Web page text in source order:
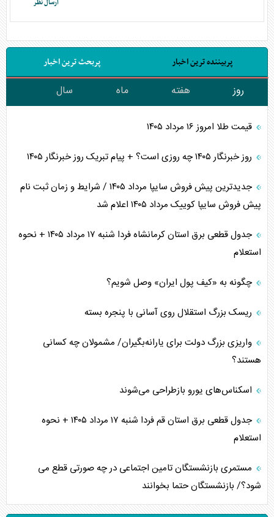
پربیننده ترین اخبار پربحث ترین اخبار
روز هفته ماه سال
قیمت طلا امروز ۱۶ مرداد ۱۴۰۵
روز خبرنگار ۱۴۰۵ چه روزی است؟ + پیام تبریک روز خبرنگار ۱۴۰۵
جدیدترین پیش فروش سایپا مرداد ۱۴۰۵ / شرایط و زمان ثبت نام
پیش فروش سایپا کوییک مرداد ۱۴۰۵ اعلام شد
جدول قطعی برق استان کرمانشاه فردا شنبه ۱۷ مرداد ۱۴۰۵ + نحوه
استعلام
چگونه به «کیف پول ایران» وصل شویم؟
ریسک بزرگ استقلال روی آسانی با پنجره بسته
واریزی بزرگ دولت برای یارانه‌بگیران/ مشمولان چه کسانی
هستند؟
اسکناس‌های یورو بازطراحی می‌شوند
جدول قطعی برق استان قم فردا شنبه ۱۷ مرداد ۱۴۰۵ + نحوه
استعلام
مستمری بازنشستگان تامین اجتماعی در چه صورتی قطع می
شود؟/ بازنشستگان حتما بخوانند